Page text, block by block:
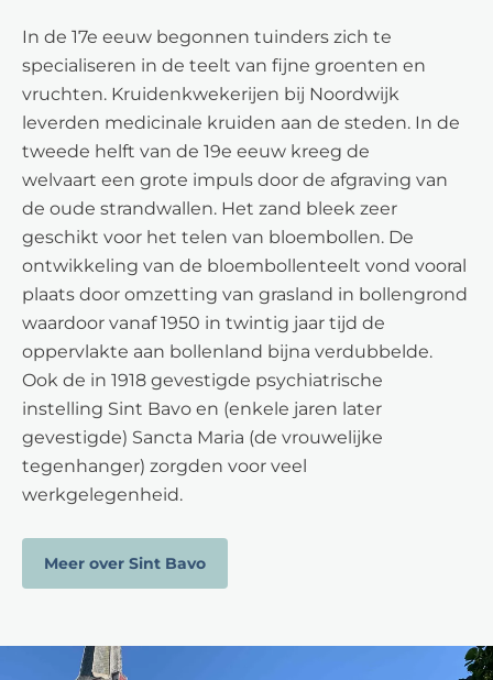
In de 17e eeuw begonnen tuinders zich te
specialiseren in de teelt van fijne groenten en
vruchten. Kruidenkwekerijen bij Noordwijk
leverden medicinale kruiden aan de steden. In de
tweede helft van de 19e eeuw kreeg de
welvaart een grote impuls door de afgraving van
de oude strandwallen. Het zand bleek zeer
geschikt voor het telen van bloembollen. De
ontwikkeling van de bloembollenteelt vond vooral
plaats door omzetting van grasland in bollengrond
waardoor vanaf 1950 in twintig jaar tijd de
oppervlakte aan bollenland bijna verdubbelde.
Ook de in 1918 gevestigde psychiatrische
instelling Sint Bavo en (enkele jaren later
gevestigde) Sancta Maria (de vrouwelijke
tegenhanger) zorgden voor veel
werkgelegenheid.
Meer over Sint Bavo